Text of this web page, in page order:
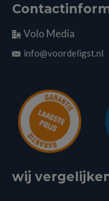
Volo Media
info@voordeligst.nl
wij